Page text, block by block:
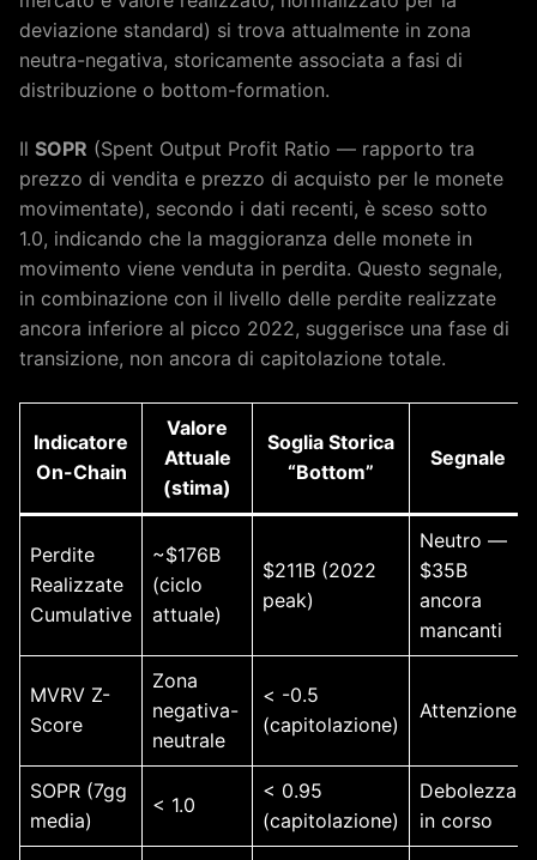
deviazione standard) si trova attualmente in zona
neutra-negativa, storicamente associata a fasi di
distribuzione o bottom-formation.
Il SOPR (Spent Output Profit Ratio — rapporto tra
prezzo di vendita e prezzo di acquisto per le monete
movimentate), secondo i dati recenti, è sceso sotto
1.0, indicando che la maggioranza delle monete in
movimento viene venduta in perdita. Questo segnale,
in combinazione con il livello delle perdite realizzate
ancora inferiore al picco 2022, suggerisce una fase di
transizione, non ancora di capitolazione totale.
Indicatore
On-Chain
Valore
Attuale
(stima)
Soglia Storica
“Bottom”
Segnale
Perdite
Realizzate
Cumulative
~$176B
(ciclo
attuale)
$211B (2022
peak)
Neutro —
$35B
ancora
mancanti
MVRV Z-
Score
Zona
negativa-
neutrale
< -0.5
(capitolazione)
Attenzione
SOPR (7gg
media)
< 1.0
< 0.95
(capitolazione)
Debolezza
in corso